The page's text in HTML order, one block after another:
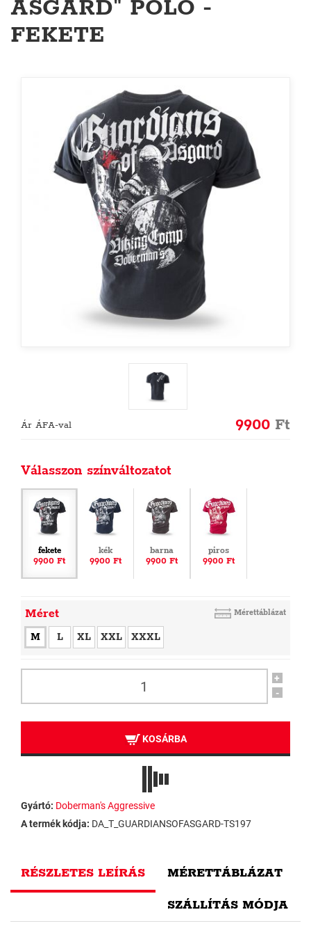
ASGARD" PÓLÓ -
FEKETE
Ár ÁFA-val 9900 Ft
Válasszon színváltozatot
fekete
9900 Ft
kék
9900 Ft
barna
9900 Ft
piros
9900 Ft
Méret Mérettáblázat
M L XL XXL XXXL
+
-
KOSÁRBA
Gyártó: Doberman's Aggressive
A termék kódja: DA_T_GUARDIANSOFASGARD-TS197
RÉSZLETES LEÍRÁS MÉRETTÁBLÁZAT
SZÁLLÍTÁS MÓDJA